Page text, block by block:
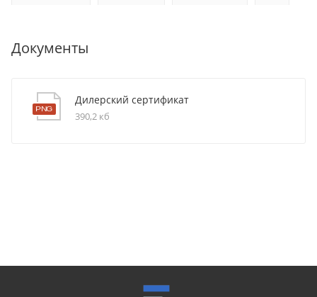
Документы
Дилерский сертификат
390,2 кб